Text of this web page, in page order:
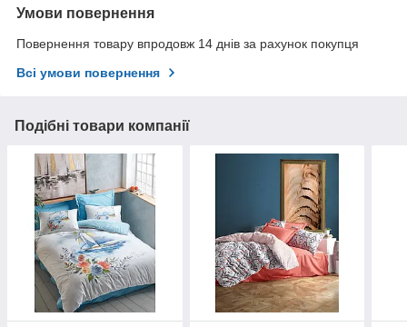
Умови повернення
Повернення товару впродовж 14 днів за рахунок покупця
Всі умови повернення
Подібні товари компанії